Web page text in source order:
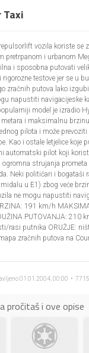
Taxi
vozila koriste se
pretrpanom i urbanom
i sposobna putovati
testove jer se u
zračnih putova lako
napustiti navigacijeske
model je izradio
metara i maksimalnu
pilota i može
Kao i ostale letjelice koje
automatski pilot koji
ogromna strujanja
Neki političari i bogataši
u E1) zbog veće
ne mogu napustiti
191 km/h
PUTOVANJA: 210
rasi putnika ORUŽJE:
zračnih putova na
01.01.2004, 00:00 •
pročitaš i ove opise